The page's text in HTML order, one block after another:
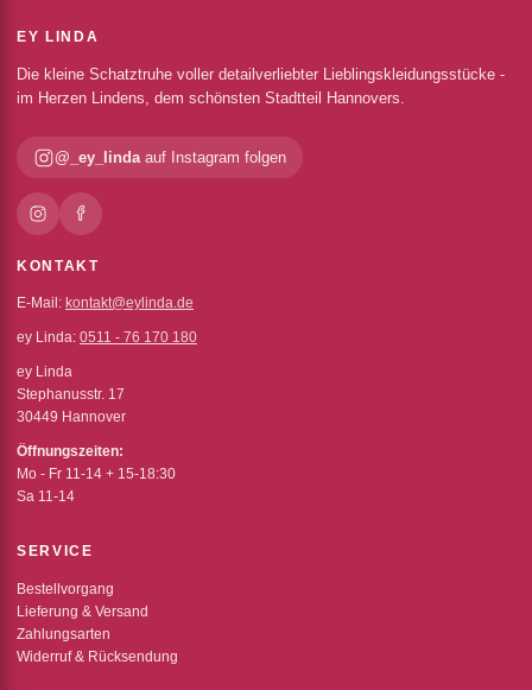
EY LINDA
Die kleine Schatztruhe voller detailverliebter Lieblingskleidungsstücke -
im Herzen Lindens, dem schönsten Stadtteil Hannovers.
@_ey_lindaauf Instagram folgen
KONTAKT
E-Mail: kontakt@eylinda.de
ey Linda: 0511 - 76 170 180
ey Linda
Stephanusstr. 17
30449 Hannover
Öffnungszeiten:
Mo - Fr 11-14 + 15-18:30
Sa 11-14
SERVICE
Bestellvorgang
Lieferung & Versand
Zahlungsarten
Widerruf & Rücksendung